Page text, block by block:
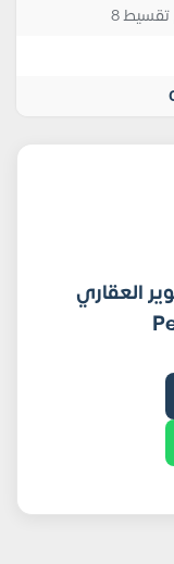
العقاري